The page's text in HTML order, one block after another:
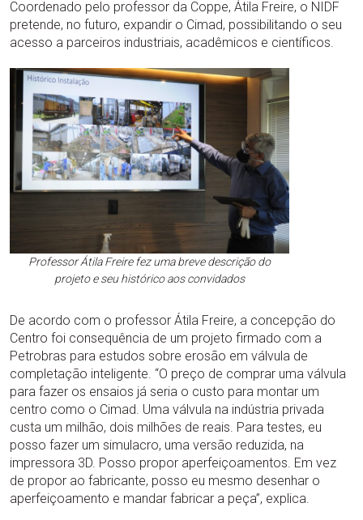
Coordenado pelo professor da Coppe, Átila Freire, o NIDF
pretende, no futuro, expandir o Cimad, possibilitando o seu
acesso a parceiros industriais, acadêmicos e científicos.
Professor Átila Freire fez uma breve descrição do
projeto e seu histórico aos convidados
De acordo com o professor Átila Freire, a concepção do
Centro foi consequência de um projeto firmado com a
Petrobras para estudos sobre erosão em válvula de
completação inteligente. “O preço de comprar uma válvula
para fazer os ensaios já seria o custo para montar um
centro como o Cimad. Uma válvula na indústria privada
custa um milhão, dois milhões de reais. Para testes, eu
posso fazer um simulacro, uma versão reduzida, na
impressora 3D. Posso propor aperfeiçoamentos. Em vez
de propor ao fabricante, posso eu mesmo desenhar o
aperfeiçoamento e mandar fabricar a peça”, explica.